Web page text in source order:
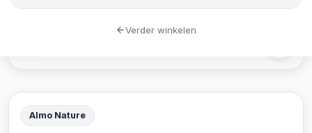
Almo Nature
Verder winkelen